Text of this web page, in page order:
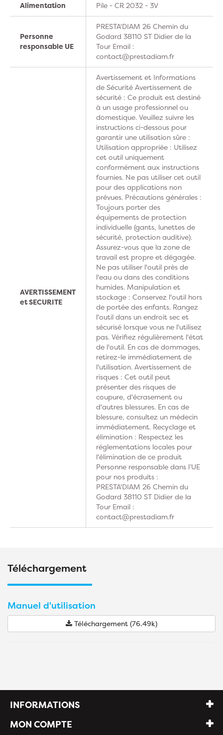
Alimentation Pile - CR 2032 - 3V
Personne
responsable UE
PRESTA'DIAM 26 Chemin du
Godard 38110 ST Didier de la
Tour Email :
contact@prestadiam.fr
AVERTISSEMENT
et SECURITE
Avertissement et Informations
de Sécurité Avertissement de
sécurité : Ce produit est destiné
à un usage professionnel ou
domestique. Veuillez suivre les
instructions ci-dessous pour
garantir une utilisation sûre :
Utilisation appropriée : Utilisez
cet outil uniquement
conformément aux instructions
fournies. Ne pas utiliser cet outil
pour des applications non
prévues. Précautions générales :
Toujours porter des
équipements de protection
individuelle (gants, lunettes de
sécurité, protection auditive).
Assurez-vous que la zone de
travail est propre et dégagée.
Ne pas utiliser l'outil près de
l'eau ou dans des conditions
humides. Manipulation et
stockage : Conservez l'outil hors
de portée des enfants. Rangez
l'outil dans un endroit sec et
sécurisé lorsque vous ne l'utilisez
pas. Vérifiez régulièrement l'état
de l'outil. En cas de dommages,
retirez-le immédiatement de
l'utilisation. Avertissement de
risques : Cet outil peut
présenter des risques de
coupure, d'écrasement ou
d'autres blessures. En cas de
blessure, consultez un médecin
immédiatement. Recyclage et
élimination : Respectez les
réglementations locales pour
l'élimination de ce produit
Personne responsable dans l’UE
pour nos produits :
PRESTA'DIAM 26 Chemin du
Godard 38110 ST Didier de la
Tour Email :
contact@prestadiam.fr
Téléchargement
Manuel d'utilisation
Téléchargement (76.49k)
INFORMATIONS
MON COMPTE